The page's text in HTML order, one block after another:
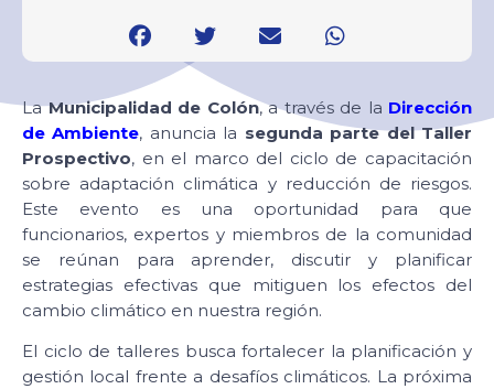
LaMunicipalidad de Colón, a través de la Dirección
de Ambiente, anuncia la segunda parte del Taller
Prospectivo, en el marco del ciclo de capacitación
sobre adaptación climática y reducción de riesgos.
Este evento es una oportunidad para que
funcionarios, expertos y miembros de la comunidad
se reúnan para aprender, discutir y planificar
estrategias efectivas que mitiguen los efectos del
cambio climático en nuestra región.
El ciclo de talleres busca fortalecer la planificación y
gestión local frente a desafíos climáticos. La próxima